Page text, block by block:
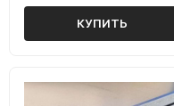
КУПИТЬ